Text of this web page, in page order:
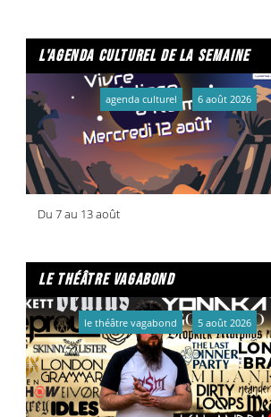
l'agenda culturel de la semaine
Du 7 au 13 août
agenda culturel 6 août 2026
le théâtre vagabond
le théâtre vagabond 5 août 2026